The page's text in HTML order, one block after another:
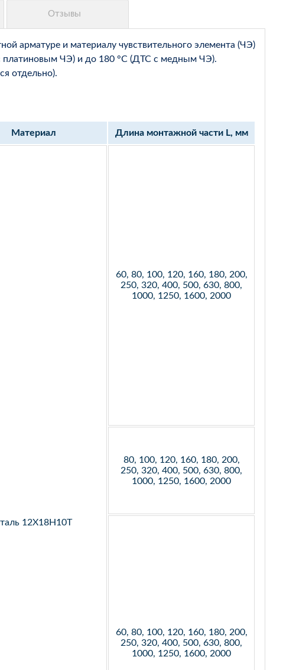
арматуре и материалу чувствительного элемента (ЧЭ)
платиновым ЧЭ) и до 180 °С (ДТС с медным ЧЭ).
отдельно).
Материал Длина монтажной части L, мм
12Х18Н10Т
60, 80, 100, 120, 160, 180, 200,
250, 320, 400, 500, 630, 800,
1000, 1250, 1600, 2000
80, 100, 120, 160, 180, 200,
250, 320, 400, 500, 630, 800,
1000, 1250, 1600, 2000
60, 80, 100, 120, 160, 180, 200,
250, 320, 400, 500, 630, 800,
1000, 1250, 1600, 2000